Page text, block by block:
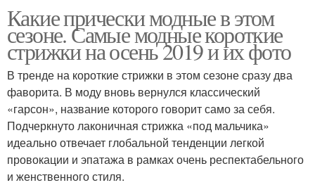
Какие прически модные в этом
сезоне. Самые модные короткие
стрижки на осень 2019 и их фото
В тренде на короткие стрижки в этом сезоне сразу два
фаворита. В моду вновь вернулся классический
«гарсон», название которого говорит само за себя.
Подчеркнуто лаконичная стрижка «под мальчика»
идеально отвечает глобальной тенденции легкой
провокации и эпатажа в рамках очень респектабельного
и женственного стиля.